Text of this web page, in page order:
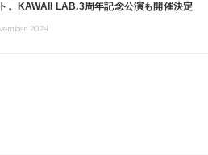
。KAWAII LAB.3周年記念公演も開催決定